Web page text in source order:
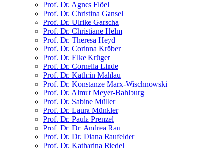
Prof. Dr. Agnes Flöel
Prof. Dr. Christina Gansel
Prof. Dr. Ulrike Garscha
Prof. Dr. Christiane Helm
Prof. Dr. Theresa Heyd
Prof. Dr. Corinna Kröber
Prof. Dr. Elke Krüger
Prof. Dr. Cornelia Linde
Prof. Dr. Kathrin Mahlau
Prof. Dr. Konstanze Marx-Wischnowski
Prof. Dr. Almut Meyer-Bahlburg
Prof. Dr. Sabine Müller
Prof. Dr. Laura Münkler
Prof. Dr. Paula Prenzel
Prof. Dr. Dr. Andrea Rau
Prof. Dr. Dr. Diana Raufelder
Prof. Dr. Katharina Riedel